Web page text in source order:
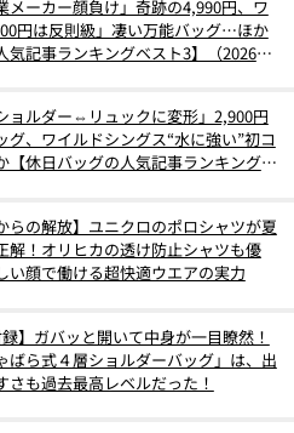
メーカー顔負け」奇跡の4,990円、ワ
円は反則級」凄い万能バッグ…ほか
気記事ランキングベスト3】（2026年
ョルダー⇔リュックに変形」2,900円
グ、ワイルドシングス“水に強い”初コ
休日バッグの人気記事ランキングベ
らの解放】ユニクロのポロシャツが夏
解！オリヒカの透け防止シャツも優
い顔で働ける超快適ウエアの実力
録】ガバッと開いて中身が一目瞭然！
ばら式４層ショルダーバッグ」は、出
さも過去最高レベルだった！